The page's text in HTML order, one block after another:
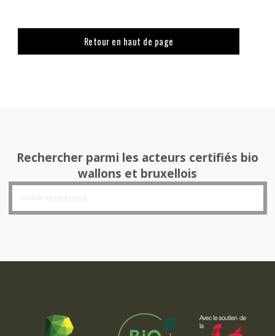
Retour en haut de page
Rechercher parmi les acteurs certifiés bio
wallons et bruxellois